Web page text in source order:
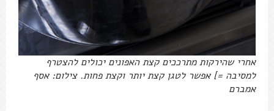
אחרי שהירקות מתרככים קצת האפונים יכולים להצטרף
למסיבה =] אפשר לטגן קצת יותר וקצת פחות. צילום: אסף
אמברם